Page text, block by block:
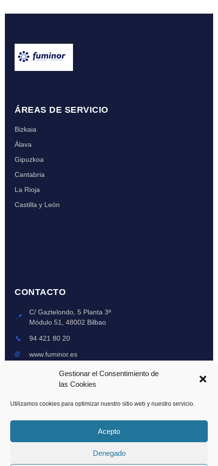
Gestionar el Consentimiento de
las Cookies
Utilizamos cookies para optimizar nuestro sitio web y nuestro servicio.
Acepto
Denegado
ÁREAS DE SERVICIO
Bizkaia
Álava
Gipuzkoa
Cantabria
La Rioja
Castilla y León
CONTACTO
📍
C/ Gaztelondo, 5 Planta 3ª
Módulo 51, 48002 Bilbao
📞 94 421 80 20
🌐 www.fuminor.es
Lun-Vie: 8am-6pm
Emergencias 24h
© 2024 Fuminor XXI, S.L. - Todos los derechos reservados | Registro Oficial
CAPV: 0097-CAV